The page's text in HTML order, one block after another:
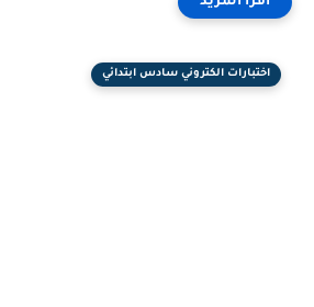
اختبارات الكتروني سادس ابتدائي